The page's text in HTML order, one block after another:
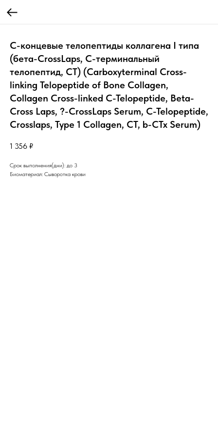
С-концевые телопептиды коллагена I типа
(бета-CrossLaps, С-терминальный
телопептид, СТ) (Carboxyterminal Cross-
linking Telopeptide of Bone Collagen,
Collagen Cross-linked C-Telopeptide, Beta-
Cross Laps, ?-CrossLaps Serum, C-Telopeptide,
Crosslaps, Type 1 Collagen, СТ, b-СTx Serum)
1 356 ₽
Срок выполнения(дни): до 3
Биоматериал: Сыворотка крови